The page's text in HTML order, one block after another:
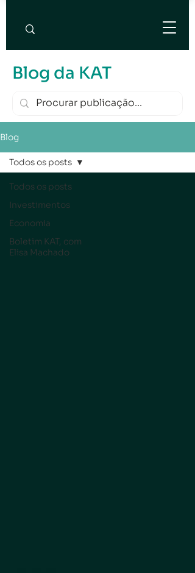
Blog da KAT
Blog
Todos os posts
Investimentos
Economia
Boletim KAT, com
Elisa Machado
Todos os posts